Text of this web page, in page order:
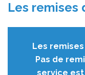
Les remises
Les
Pas de
service